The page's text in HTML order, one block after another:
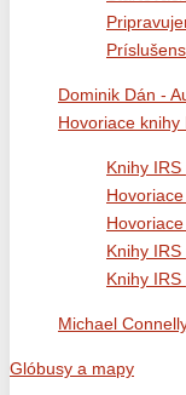
Dominik Dán -
Hovoriace knihy
Knihy
Knihy
Knihy
Michael
Glóbusy a mapy